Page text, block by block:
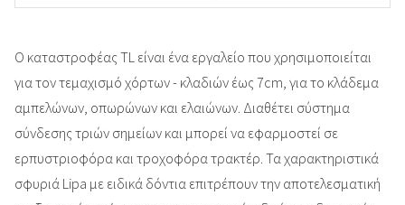
Ο καταστροφέας TL είναι ένα εργαλείο που χρησιμοποιείται
για τον τεμαχισμό χόρτων - κλαδιών έως 7cm, για το κλάδεμα
αμπελώνων, οπωρώνων και ελαιώνων. Διαθέτει σύστημα
σύνδεσης τριών σημείων και μπορεί να εφαρμοστεί σε
ερπυστριοφόρα και τροχοφόρα τρακτέρ. Τα χαρακτηριστικά
σφυριά Lipa με ειδικά δόντια επιτρέπουν την αποτελεσματική